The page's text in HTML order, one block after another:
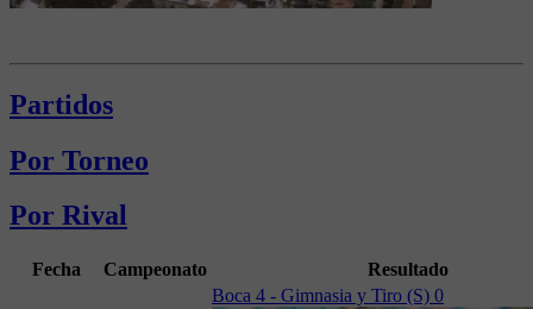
Partidos
Por Torneo
Por Rival
Fecha Campeonato Resultado
Boca 4 - Gimnasia y Tiro (S) 0